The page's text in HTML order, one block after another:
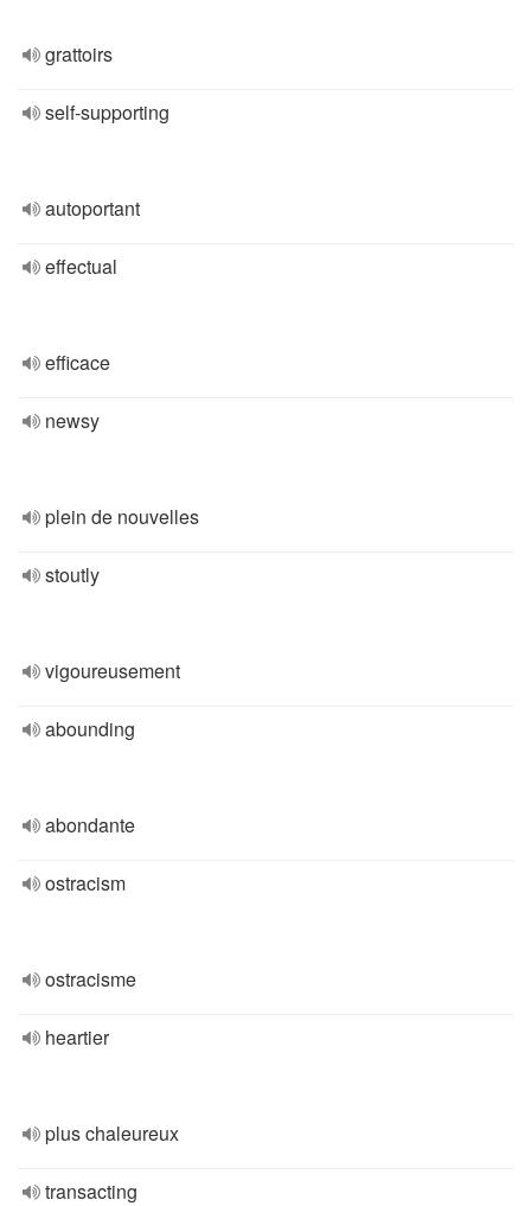
grattoirs
self-supporting
autoportant
effectual
efficace
newsy
plein de nouvelles
stoutly
vigoureusement
abounding
abondante
ostracism
ostracisme
heartier
plus chaleureux
transacting